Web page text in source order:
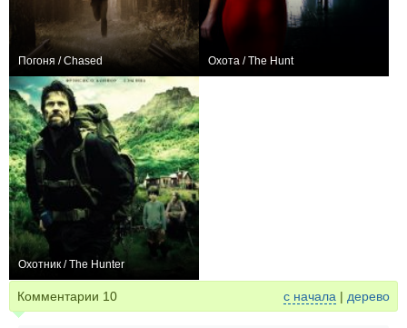
Погоня / Chased Охота / The Hunt
Охотник / The Hunter
Комментарии 10 с начала | дерево